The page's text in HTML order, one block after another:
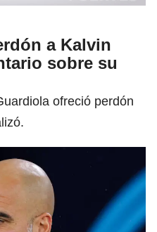
a Kalvin
sobre su
ofreció perdón